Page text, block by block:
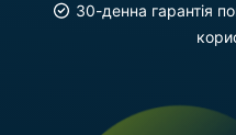
30-денна гарантія